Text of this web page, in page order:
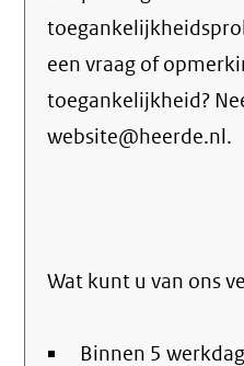
een vraag of
toegankelijkheid?
website@heerde.nl.
Wat kunt u van ons
Binnen 5